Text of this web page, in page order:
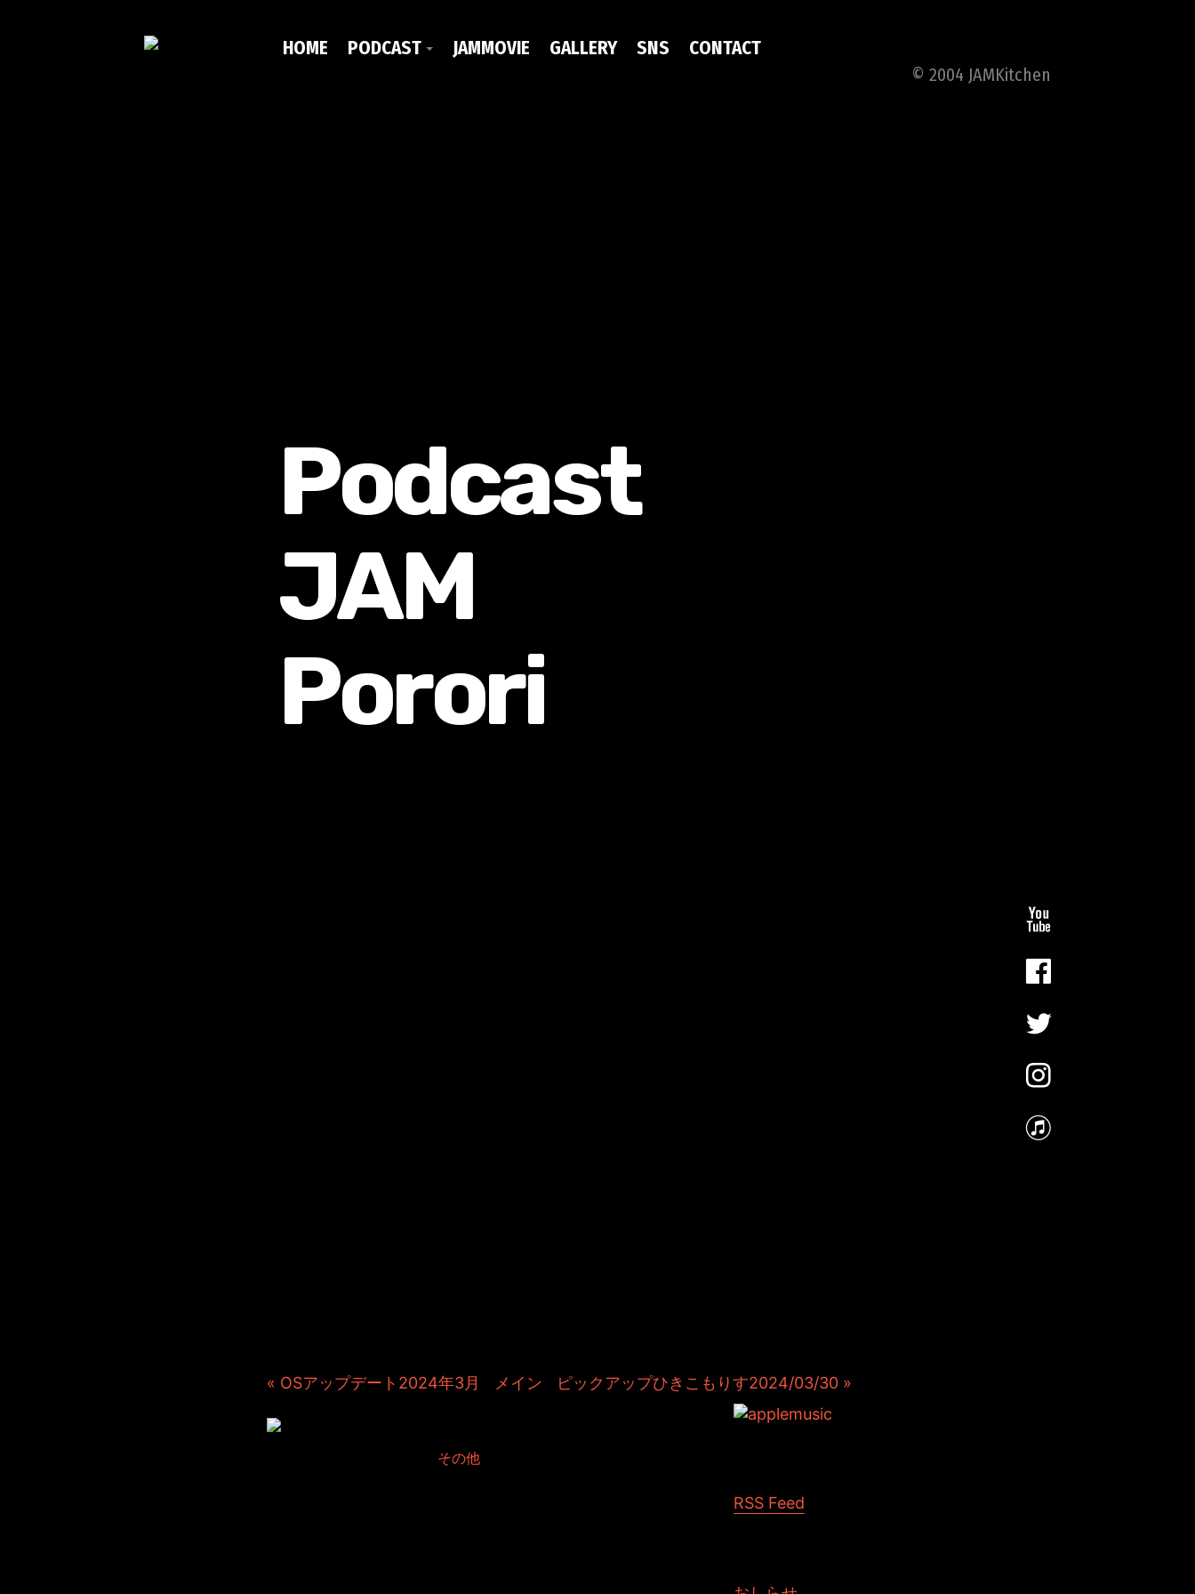
HOME PODCAST JAMMOVIE GALLERY SNS CONTACT
© 2004 JAMKitchen
« OSアップデート2024年3月 メイン ピックアップひきこもりす2024/03/30 »
Maya2025登場2024年3月
その他
RSS Feed